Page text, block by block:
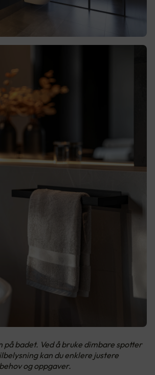
på badet. Ved å bruke dimbare spotter
kan du enklere justere
og oppgaver.